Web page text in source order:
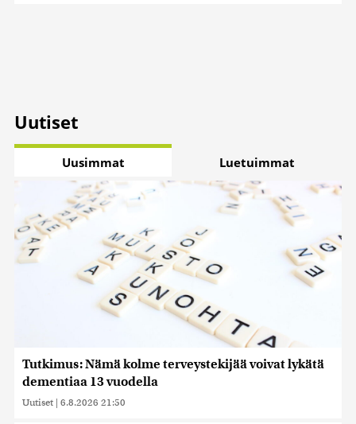
Uutiset
Uusimmat Luetuimmat
Tutkimus: Nämä kolme terveystekijää voivat lykätä
dementiaa 13 vuodella
Uutiset | 6.8.2026 21:50